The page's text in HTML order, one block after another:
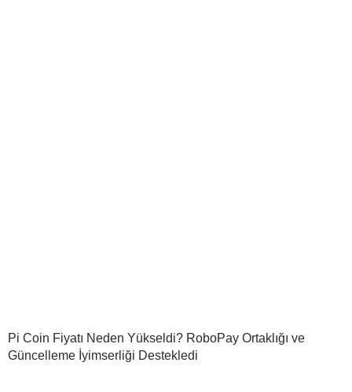
Pi Coin Fiyatı Neden Yükseldi? RoboPay Ortaklığı ve
Güncelleme İyimserliği Destekledi